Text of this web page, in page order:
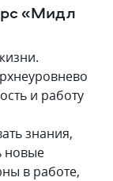
«Мидл
и работу
знания,
новые
в работе,